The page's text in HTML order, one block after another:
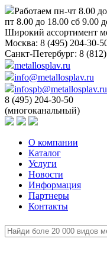
Работаем пн-чт 8.00
пт 8.00 до 18.00 сб 9.00
Широкий ассортимент
Москва: 8 (495) 204-30-
Санкт-Петербург: 8
metallosplav.ru
info@metallosplav.ru
infospb@metallosplav.ru
8 (495) 204-30-50
(многоканальный)
О компании
Каталог
Услуги
Новости
Информация
Партнеры
Контакты